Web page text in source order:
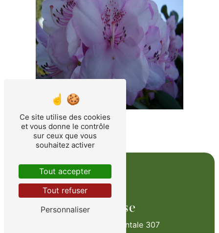
Adresse
Route Départementale 307
Ce site utilise des cookies
et vous donne le contrôle
sur ceux que vous
souhaitez activer
Tout accepter
Tout refuser
Personnaliser